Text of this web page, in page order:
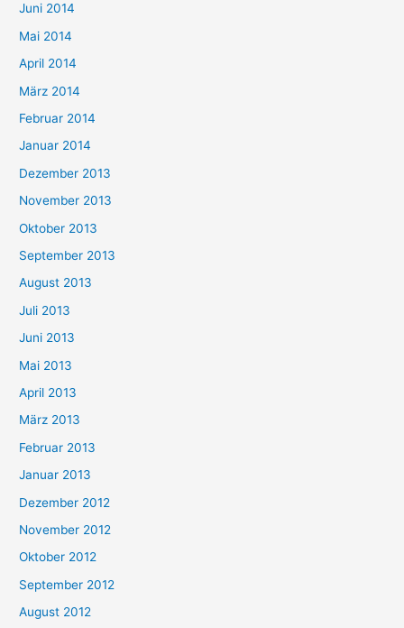
Juni 2014
Mai 2014
April 2014
März 2014
Februar 2014
Januar 2014
Dezember 2013
November 2013
Oktober 2013
September 2013
August 2013
Juli 2013
Juni 2013
Mai 2013
April 2013
März 2013
Februar 2013
Januar 2013
Dezember 2012
November 2012
Oktober 2012
September 2012
August 2012